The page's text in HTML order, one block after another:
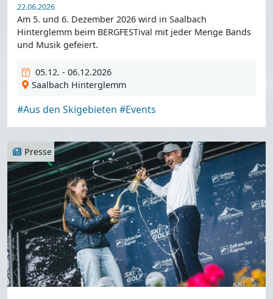
22.06.2026
Am 5. und 6. Dezember 2026 wird in Saalbach
Hinterglemm beim BERGFESTival mit jeder Menge Bands
und Musik gefeiert.
05.12. - 06.12.2026
Saalbach Hinterglemm
#Aus den Skigebieten #Events
Presse